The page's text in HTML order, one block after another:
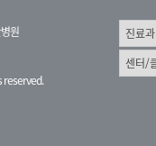
원
reserved.